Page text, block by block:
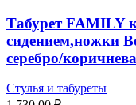
Табурет FAMILY
сидением,ножки
серебро/
Стулья и табуреты